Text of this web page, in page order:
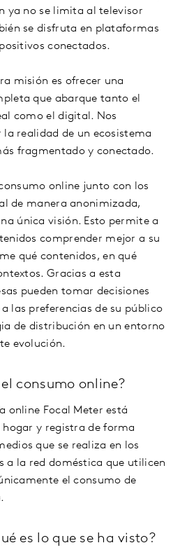
ya no se limita al televisor
se disfruta en plataformas
conectados.
misión es ofrecer una
que abarque tanto el
como el digital. Nos
realidad de un ecosistema
fragmentado y conectado.
online junto con los
de manera anonimizada,
única visión. Esto permite a
comprender mejor a su
qué contenidos, en qué
Gracias a esta
pueden tomar decisiones
las preferencias de su público
de distribución en un entorno
evolución.
consumo online?
online Focal Meter está
y registra de forma
que se realiza en los
a la red doméstica que utilicen
el consumo de
es lo que se ha visto?